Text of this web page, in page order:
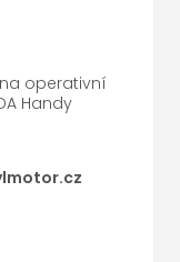
operativní
Handy